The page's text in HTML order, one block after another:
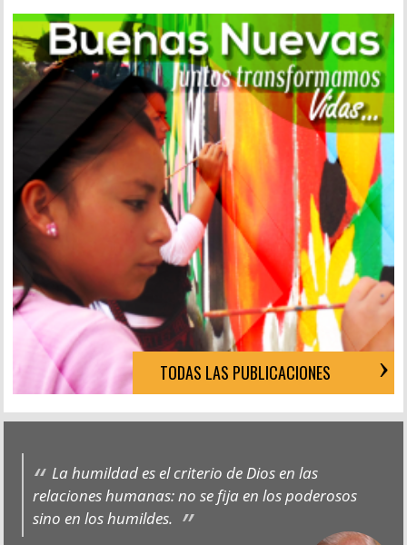
TODAS LAS PUBLICACIONES
La humildad es el criterio de Dios en las
relaciones humanas: no se fija en los poderosos
sino en los humildes.